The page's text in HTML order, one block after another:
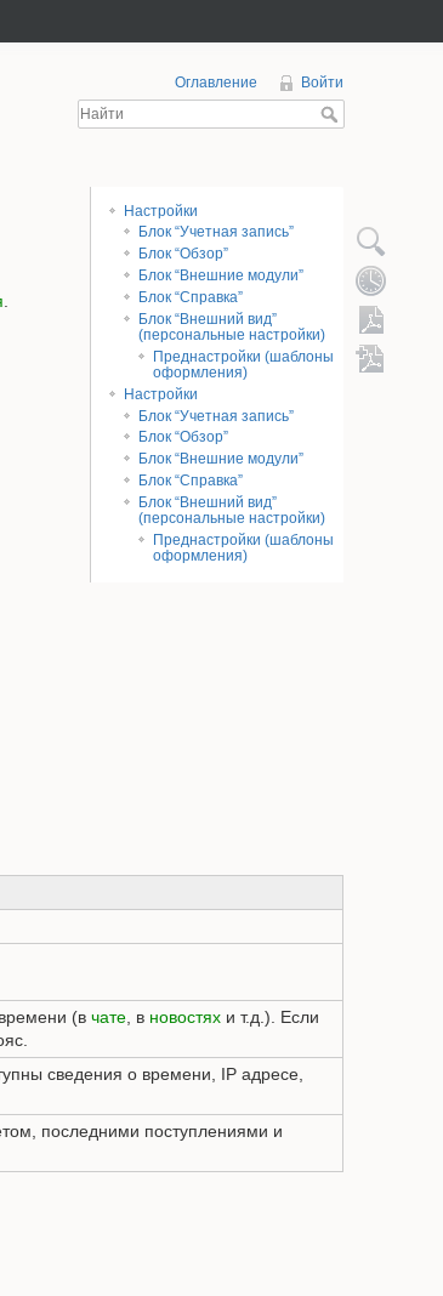
Оглавление Войти
Настройки
Блок “Учетная запись”
Блок “Обзор”
Блок “Внешние модули”
Блок “Справка”
Блок “Внешний вид”
(персональные настройки)
Преднастройки (шаблоны
оформления)
Настройки
Блок “Учетная запись”
Блок “Обзор”
Блок “Внешние модули”
Блок “Справка”
Блок “Внешний вид”
(персональные настройки)
Преднастройки (шаблоны
оформления)
(в чате , в новостях и т.д.). Если
сведения о времени, IP адресе,
последними поступлениями и